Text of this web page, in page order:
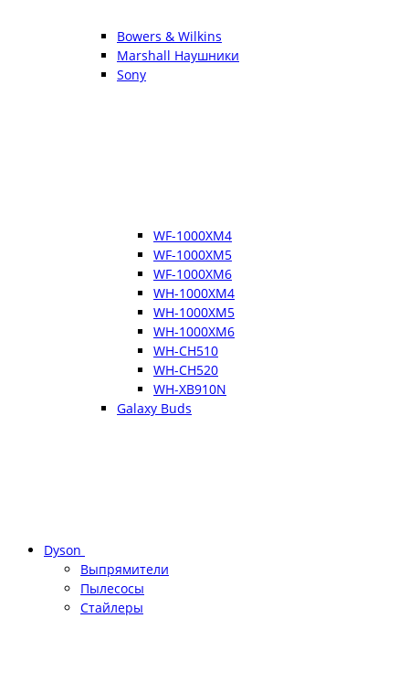
Bowers & Wilkins
Marshall Наушники
Sony
WF-1000XM4
WF-1000XM5
WF-1000XM6
WH-1000XM4
WH-1000XM5
WH-1000XM6
WH-CH510
WH-CH520
WH-XB910N
Galaxy Buds
Dyson
Выпрямители
Пылесосы
Стайлеры